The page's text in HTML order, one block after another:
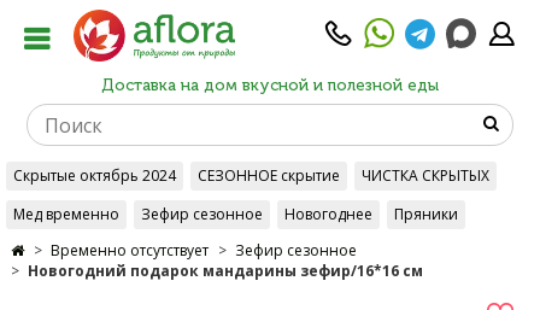
Доставка на дом вкусной и полезной еды
Скрытые октябрь 2024 СЕЗОННОЕ скрытие
ЧИСТКА СКРЫТЫХ
Мед временно
Зефир сезонное Новогоднее
Пряники
Временно отсутствует
Зефир сезонное
Новогодний подарок мандарины зефир/16*16 см